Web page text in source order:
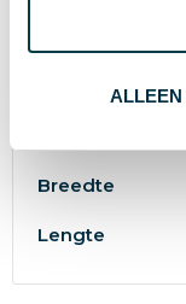
Breedte
Lengte